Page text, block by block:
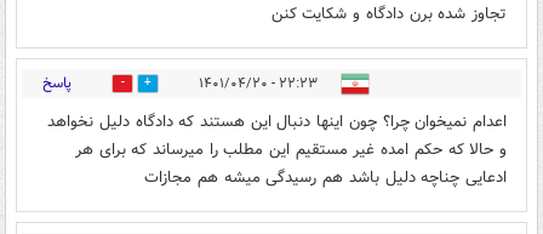
تجاوز شده برن دادگاه و شکایت کنن
۲۲:۲۳ - ۱۴۰۱/۰۴/۲۰ 1 پاسخ
اعدام نمیخوان چرا؟ چون اینها دنبال این هستند که دادگاه دلیل نخواهد
و حالا که حکم امده غیر مستقیم این مطلب را میرساند که برای هر
ادعایی چناچه دلیل باشد هم رسیدگی میشه هم مجازات